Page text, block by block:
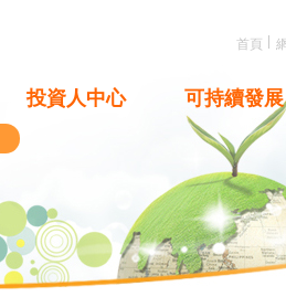
首頁
投資人中心 可持續發展